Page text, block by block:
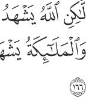
لاكن الله يشهد بما
لَّـٰكِنِ ٱللَّهُ يَشْهَدُ بِمَآ
ﱿﲀﲁ
ﲉ
ﲏ